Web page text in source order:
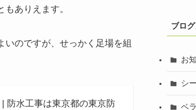
ありえます。
のですが、せっかく足場を組
防水工事は東京都の東京防
ブロ
お
シ
ベ